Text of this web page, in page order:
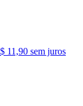
11,90 sem juros